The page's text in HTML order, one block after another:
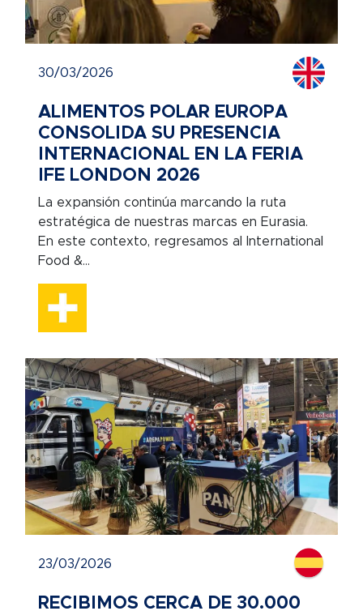
30/03/2026
ALIMENTOS POLAR EUROPA
CONSOLIDA SU PRESENCIA
INTERNACIONAL EN LA FERIA
IFE LONDON 2026
La expansión continúa marcando la ruta
estratégica de nuestras marcas en Eurasia.
En este contexto, regresamos al International
Food &...
23/03/2026
RECIBIMOS CERCA DE 30.000